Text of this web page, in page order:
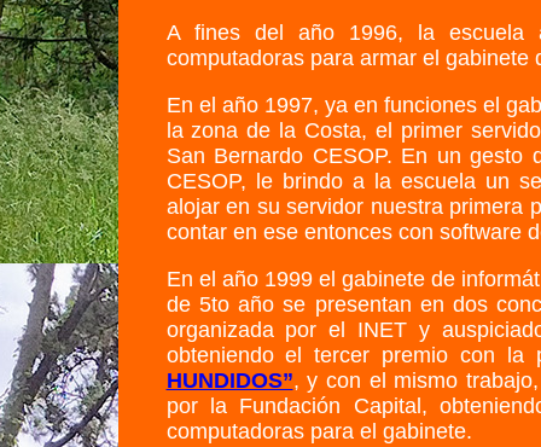
A fines del año 1996, la escuela
computadoras para armar el gabinete
En el año 1997, ya en funciones el
la zona de la Costa, el primer
San Bernardo CESOP. En un gesto
CESOP, le brindo a la escuela un
alojar en su servidor nuestra primera
contar en ese entonces con software
En el año 1999 el gabinete de
de 5to año se presentan en dos
organizada por el INET y
obteniendo el tercer premio con la
HUNDIDOS”, y con el mismo
por la Fundación Capital,
computadoras para el gabinete.